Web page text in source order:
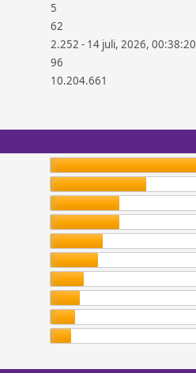
5
62
2.252 - 14 juli, 2026, 00:38:20
96
10.204.661